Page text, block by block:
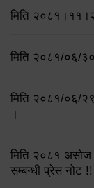
मिति
मिति २०८१/०६/
मिति २०८१/०६/
।
मिति २०८१ असोज
सम्बन्धी प्रेस नोट !!